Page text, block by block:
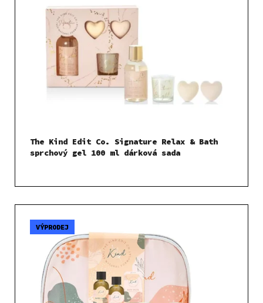
The Kind Edit Co. Signature Relax & Bath
sprchový gel 100 ml dárková sada
VÝPRODEJ